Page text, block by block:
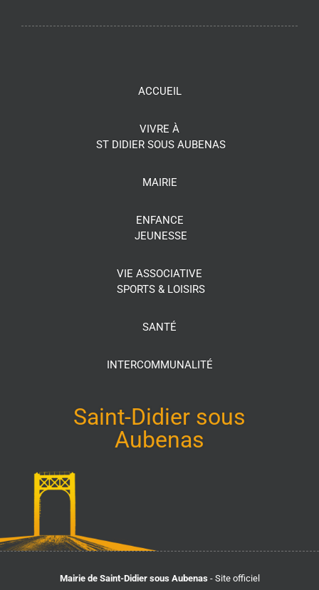
ACCUEIL
VIVRE À
ST DIDIER SOUS AUBENAS
MAIRIE
ENFANCE
JEUNESSE
VIE ASSOCIATIVE
SPORTS & LOISIRS
SANTÉ
INTERCOMMUNALITÉ
Saint-Didier sous
Aubenas
Mairie de Saint-Didier sous Aubenas - Site officiel